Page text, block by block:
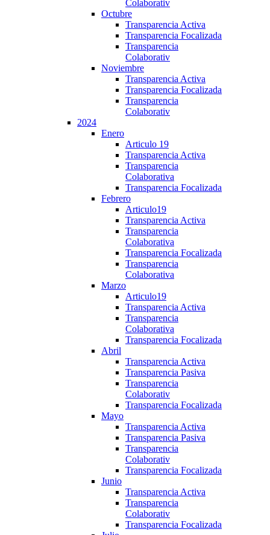
Colaborativ
Octubre
Transparencia Activa
Transparencia Focalizada
Transparencia
Colaborativ
Noviembre
Transparencia Activa
Transparencia Focalizada
Transparencia
Colaborativ
2024
Enero
Articulo 19
Transparencia Activa
Transparencia
Colaborativa
Transparencia Focalizada
Febrero
Articulo19
Transparencia Activa
Transparencia
Colaborativa
Transparencia Focalizada
Transparencia
Colaborativa
Marzo
Articulo19
Transparencia Activa
Transparencia
Colaborativa
Transparencia Focalizada
Abril
Transparencia Activa
Transparencia Pasiva
Transparencia
Colaborativ
Transparencia Focalizada
Mayo
Transparencia Activa
Transparencia Pasiva
Transparencia
Colaborativ
Transparencia Focalizada
Junio
Transparencia Activa
Transparencia
Colaborativ
Transparencia Focalizada